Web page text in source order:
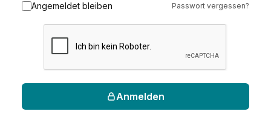
Angemeldet bleiben Passwort vergessen?
Anmelden